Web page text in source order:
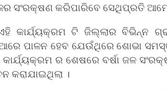
ସଂରକ୍ଷଣ କରିପାରିବେ ସେଥିପ୍ରତି
କାର୍ଯ୍ୟକ୍ରମ ଟି ଜିଲ୍ଲାର ବିଭିନ୍ନ
ପାଳନ ହେବ ଯେଉଁଥିରେ ଶୋଭା
ର ଶେଷରେ ବର୍ଷା ଜଳ
କରାଯାଇଥିଲା ।